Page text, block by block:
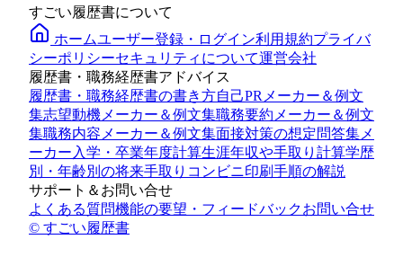
すごい履歴書について
ホームユーザー登録・ログイン利用規約プライバ
シーポリシーセキュリティについて運営会社
履歴書・職務経歴書アドバイス
履歴書・職務経歴書の書き方自己PRメーカー＆例文
集志望動機メーカー＆例文集職務要約メーカー＆例文
集職務内容メーカー＆例文集面接対策の想定問答集メ
ーカー 入学・卒業年度計算生涯年収や手取り計算学歴
別・年齢別の将来手取り コンビニ印刷手順の解説
サポート＆お問い合せ
よくある質問機能の要望・フィードバックお問い合せ
© すごい履歴書